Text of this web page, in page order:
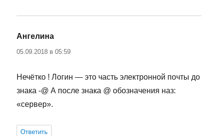
Ангелина
05.09.2018 в 05:59
Нечётко ! Логин — это часть электронной почты до
знака -@ А после знака @ обозначения наз:
«сервер».
Ответить